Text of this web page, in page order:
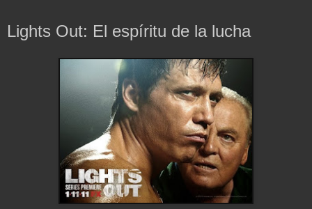
Lights Out: El espíritu de la lucha